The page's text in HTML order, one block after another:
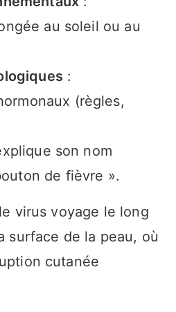
au soleil ou au
:
(règles,
son nom
de fièvre ».
virus voyage le long
surface de la peau, où
cutanée